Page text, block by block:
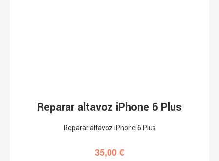
Reparar altavoz iPhone 6 Plus
Reparar altavoz iPhone 6 Plus
35,00€